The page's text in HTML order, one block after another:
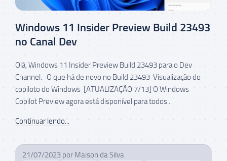
Windows 11 Insider Preview Build 23493
no Canal Dev
Olá, Windows 11 Insider Preview Build 23493 para o Dev
Channel. O que há de novo no Build 23493 Visualização do
copiloto do Windows [ATUALIZAÇÃO 7/13] O Windows
Copilot Preview agora está disponível para todos...
Continuar lendo...
21/07/2023 por Maison da Silva